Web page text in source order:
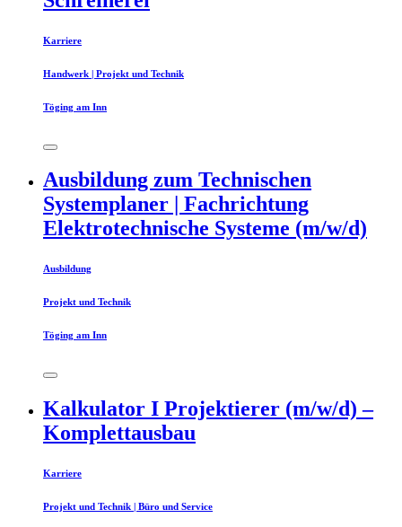
Karriere
Handwerk | Projekt und Technik
Töging am Inn
Ausbildung zum Technischen
Systemplaner | Fachrichtung
Elektrotechnische Systeme (m/w/d)
Ausbildung
Projekt und Technik
Töging am Inn
Kalkulator I Projektierer (m/w/d) –
Komplettausbau
Karriere
Projekt und Technik | Büro und Service